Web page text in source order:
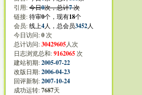
引用:今日0次，总计7次
链接:待审0个，现有18个
会员:线上4人，总会员3452人
今日访问:0 次
总计访问:30429605人次
日志浏览总和:9162065 次
建站初期:2005-07-22
改版日期:2006-04-23
回评新制:2007-10-24
成功运转:7687天